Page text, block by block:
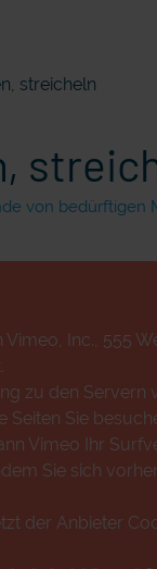
streicheln
von bedürftigen
Inc., 555
zu den Servern
Sie
Vimeo Ihr
Sie sich
der Anbieter